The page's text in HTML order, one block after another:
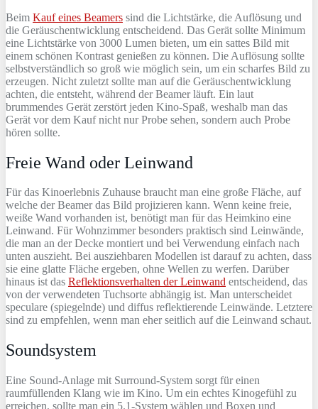
Beim Kauf eines Beamers sind die Lichtstärke, die Auflösung und
die Geräuschentwicklung entscheidend. Das Gerät sollte Minimum
eine Lichtstärke von 3000 Lumen bieten, um ein sattes Bild mit
einem schönen Kontrast genießen zu können. Die Auflösung sollte
selbstverständlich so groß wie möglich sein, um ein scharfes Bild zu
erzeugen. Nicht zuletzt sollte man auf die Geräuschentwicklung
achten, die entsteht, während der Beamer läuft. Ein laut
brummendes Gerät zerstört jeden Kino-Spaß, weshalb man das
Gerät vor dem Kauf nicht nur Probe sehen, sondern auch Probe
hören sollte.
Freie Wand oder Leinwand
Für das Kinoerlebnis Zuhause braucht man eine große Fläche, auf
welche der Beamer das Bild projizieren kann. Wenn keine freie,
weiße Wand vorhanden ist, benötigt man für das Heimkino eine
Leinwand. Für Wohnzimmer besonders praktisch sind Leinwände,
die man an der Decke montiert und bei Verwendung einfach nach
unten auszieht. Bei ausziehbaren Modellen ist darauf zu achten, dass
sie eine glatte Fläche ergeben, ohne Wellen zu werfen. Darüber
hinaus ist das Reflektionsverhalten der Leinwand entscheidend, das
von der verwendeten Tuchsorte abhängig ist. Man unterscheidet
speculare (spiegelnde) und diffus reflektierende Leinwände. Letztere
sind zu empfehlen, wenn man eher seitlich auf die Leinwand schaut.
Soundsystem
Eine Sound-Anlage mit Surround-System sorgt für einen
raumfüllenden Klang wie im Kino. Um ein echtes Kinogefühl zu
erreichen, sollte man ein 5.1-System wählen und Boxen und